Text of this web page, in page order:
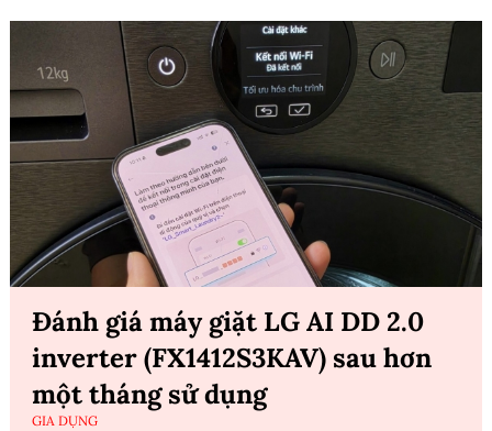
Đánh giá máy giặt LG AI DD 2.0
inverter (FX1412S3KAV) sau hơn
một tháng sử dụng
GIA DỤNG